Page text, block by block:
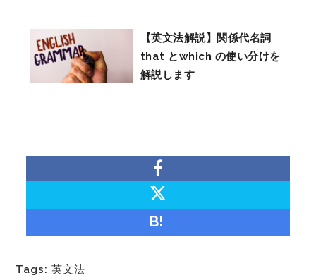
【英文法解説】関係代名詞
that とwhich の使い分けを
解説します
B!
Tags: 英文法